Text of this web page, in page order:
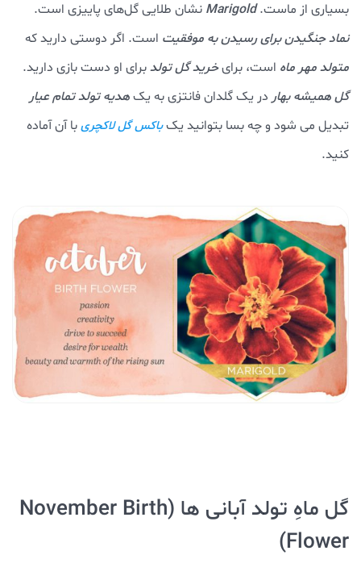
بسیاری از ماست.Marigold نشان طلایی گل‌های پاییزی است.
نماد جنگیدن برای رسیدن به موفقیت است. اگر دوستی دارید که
متولد مهر ماه است، برایخرید گل تولدبرای او دست بازی دارید.
گل همیشه بهار در یک گلدان فانتزی به یکهدیه تولد تمام عیار
تبدیل می شود و چه بسا بتوانید یکباکس گل لاکچریبا آن آماده
کنید.
گل ماهِ تولد آبانی ها (November Birth
Flower)